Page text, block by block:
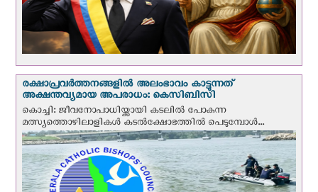
രക്ഷാപ്രവര്‍ത്തനങ്ങളില്‍ അലംഭാവം കാട്ടുന്നത്
അക്ഷന്തവ്യമായ അപരാധം: കെസിബിസി
കൊച്ചി: ജീവനോപാധിയ്ക്കായി കടലില്‍ പോകുന്ന
മത്സ്യത്തൊഴിലാളികള്‍ കടല്‍ക്ഷോഭത്തില്‍ പെടുമ്പോള്‍...